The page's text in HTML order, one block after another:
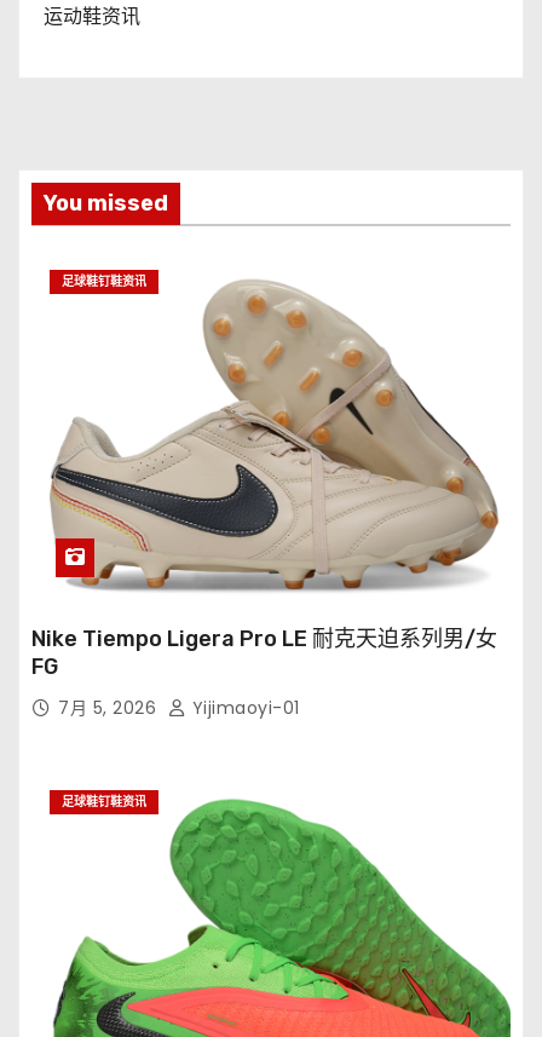
运动鞋资讯
You missed
足球鞋钉鞋资讯
Nike Tiempo Ligera Pro LE 耐克天迫系列男/女
FG
7月 5, 2026 Yijimaoyi-01
足球鞋钉鞋资讯